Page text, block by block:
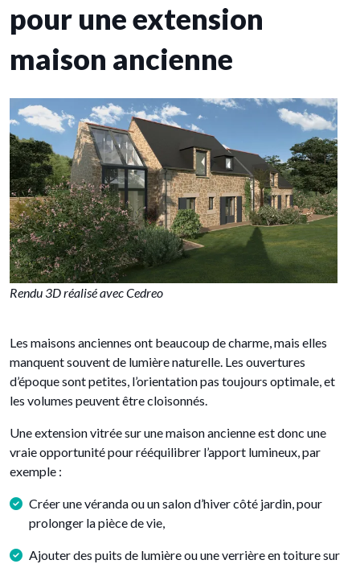
pour une extension
maison ancienne
Rendu 3D réalisé avec Cedreo
Les maisons anciennes ont beaucoup de charme, mais elles
manquent souvent de lumière naturelle. Les ouvertures
d’époque sont petites, l’orientation pas toujours optimale, et
les volumes peuvent être cloisonnés.
Une extension vitrée sur une maison ancienne est donc une
vraie opportunité pour rééquilibrer l’apport lumineux, par
exemple :
Créer une véranda ou un salon d’hiver côté jardin, pour
prolonger la pièce de vie,
Ajouter des puits de lumière ou une verrière en toiture sur